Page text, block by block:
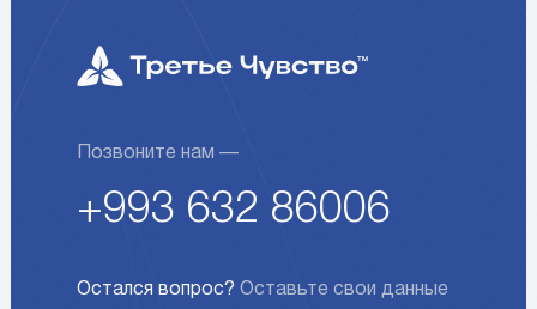
+993 632 86006
Позвоните нам —
Остался вопрос? Оставьте свои данные